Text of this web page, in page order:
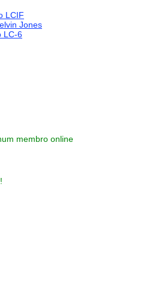
LCIF
Jones
LC-6
membro online